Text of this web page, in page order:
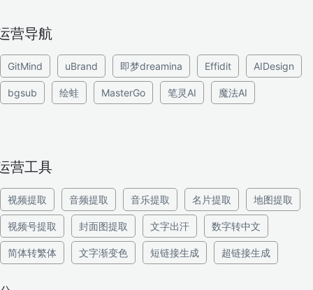
营导航
GitMind uBrand 即梦dreamina Effidit AIDesign
bgsub 绘蛙 MasterGo 笔灵AI 魔法AI
营工具
视频提取 音频提取 音乐提取 名片提取 地图提取
视频号提取 封面图提取 文字出汗 数字转中文
简体转繁体 文字渐变色 短链接生成 超链接生成